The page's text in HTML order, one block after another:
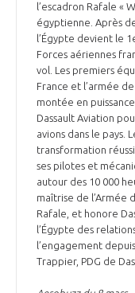
l’escadron Rafale «
égyptienne. Après
l’Égypte devient le
Forces aériennes
vol. Les premiers
France et l’armée
montée en
Dassault Aviation
avions dans le pays.
transformation
ses pilotes et
autour des 10 000
maîtrise de l’Armée
Rafale, et honore
l’Égypte des
l’engagement
Trappier, PDG de